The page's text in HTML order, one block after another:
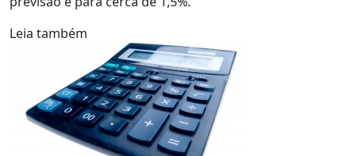
Leia também